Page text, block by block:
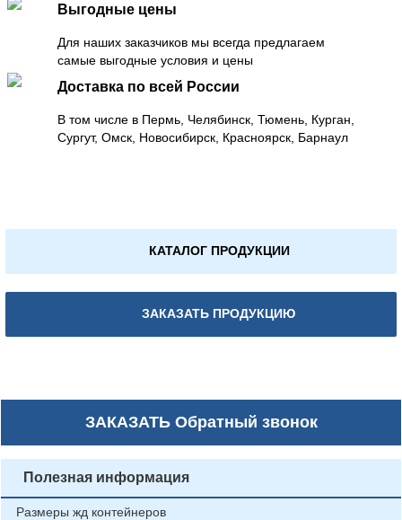
Выгодные цены
Для наших заказчиков мы всегда предлагаем
самые выгодные условия и цены
Доставка по всей России
В том числе в Пермь, Челябинск, Тюмень, Курган,
Сургут, Омск, Новосибирск, Красноярск, Барнаул
КАТАЛОГ ПРОДУКЦИИ
ЗАКАЗАТЬ ПРОДУКЦИЮ
ЗАКАЗАТЬОбратный звонок
Полезная информация
Размеры жд контейнеров